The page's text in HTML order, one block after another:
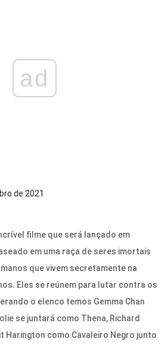
ad
de 2021
filme que será lançado em
em uma raça de seres imortais
que vivem secretamente na
Eles se reúnem para lutar contra os
o elenco temos Gemma Chan
se juntará como Thena, Richard
Harington como Cavaleiro Negro junto